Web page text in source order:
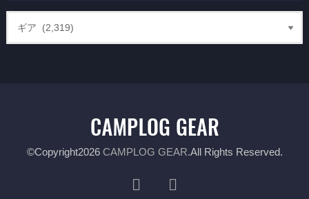
©Copyright2026 CAMPLOG GEAR.All Rights Reserved.